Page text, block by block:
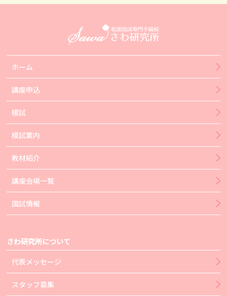
ホーム
講座申込
模試
模試案内
教材紹介
講座会場一覧
国試情報
さわ研究所について
代表メッセージ
スタッフ募集